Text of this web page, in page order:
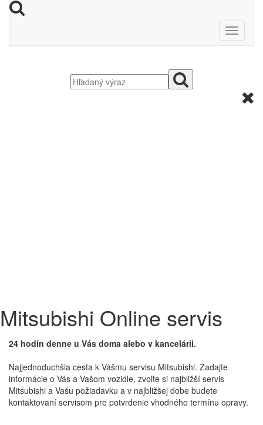
Mitsubishi Online servis
24 hodín denne u Vás doma alebo v kancelárii.
Najjednoduchšia cesta k Vášmu servisu Mitsubishi. Zadajte
informácie o Vás a Vašom vozidle, zvoľte si najbližší servis
Mitsubishi a Vašu požiadavku a v najbližšej dobe budete
kontaktovaní servisom pre potvrdenie vhodného termínu opravy.